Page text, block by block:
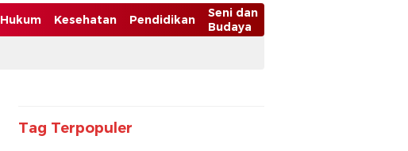
Hukum Kesehatan Pendidikan
Seni dan
Budaya
Tag Terpopuler